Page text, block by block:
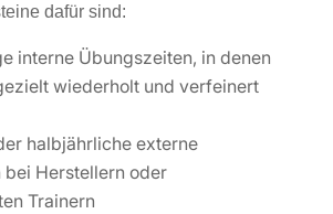
dafür sind:
interne Übungszeiten, in denen
wiederholt und verfeinert
halbjährliche externe
bei Herstellern oder
Trainern